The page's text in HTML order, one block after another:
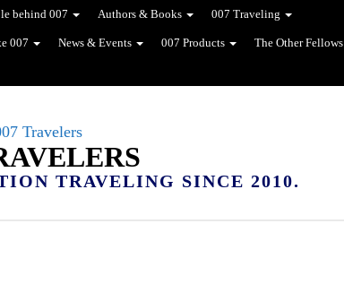
behind 007 Authors & Books 007 Traveling
007 News & Events 007 Products The Other Fellows
TRAVELING SINCE 2010.